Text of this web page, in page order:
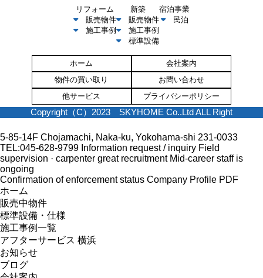
リフォーム
販売物件
施工事例
新築
販売物件
施工事例
標準設備
宿泊事業
民泊
ホーム
会社案内
物件の買い取り
お問い合わせ
他サービス
プライバシーポリシー
Copyright（C）2023 SKYHOME Co..Ltd ALL Right
5-85-14F Chojamachi, Naka-ku, Yokohama-shi 231-0033
TEL:045-628-9799 Information request / inquiry Field
supervision · carpenter great recruitment Mid-career staff is
ongoing
Confirmation of enforcement status Company Profile PDF
ホーム
販売中物件
標準設備・仕様
施工事例一覧
アフターサービス 横浜
お知らせ
ブログ